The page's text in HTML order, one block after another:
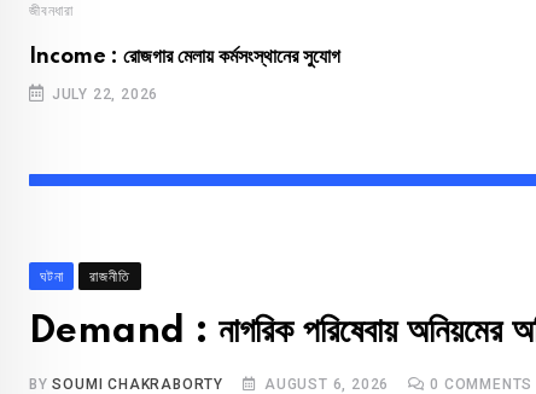
জীবনধারা
Income : রোজগার মেলায় কর্মসংস্থানের সুযোগ
JULY 22, 2026
ঘটনা রাজনীতি
Demand : নাগরিক পরিষেবায় অনিয়মের
BYSOUMI CHAKRABORTY AUGUST 6, 2026 0 COMMENTS